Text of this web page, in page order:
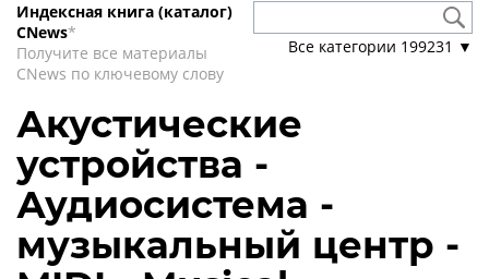
Индексная книга (каталог)
CNews*
Получите все материалы
CNews по ключевому слову
Все категории 199231 ▼
Акустические
устройства -
Аудиосистема -
музыкальный центр -